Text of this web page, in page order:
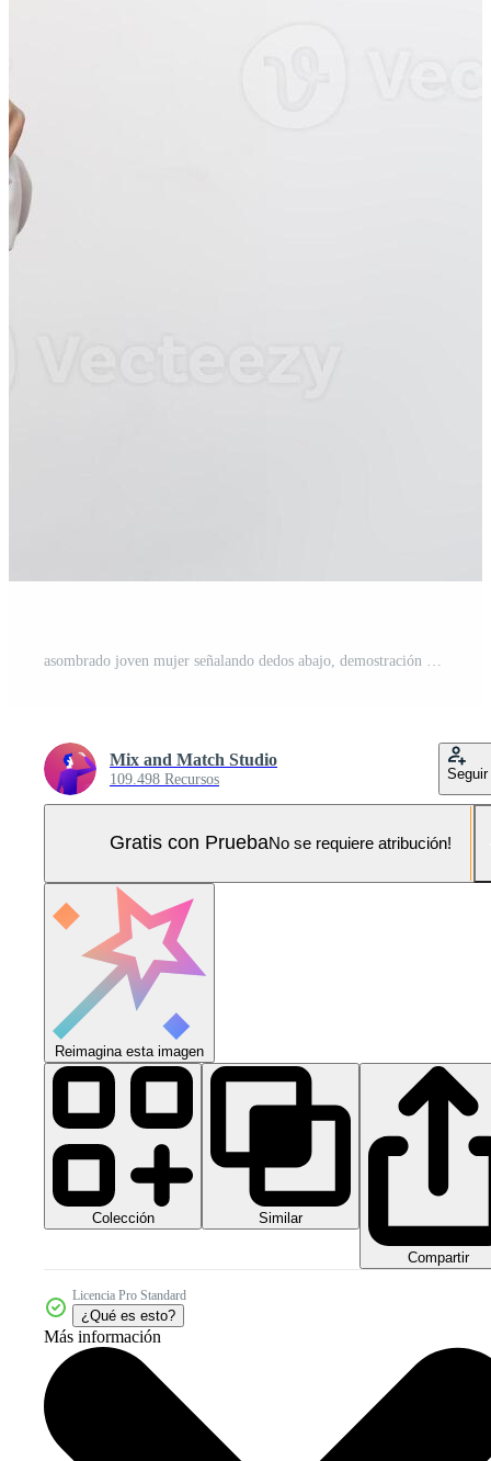
Mix and Match Studio
109.498 Recursos Seguir
Gratis con PruebaNo se requiere atribución!
Reimagina esta imagen
Colección Similar
Compartir
Licencia Pro Standard
¿Qué es esto?
Más información